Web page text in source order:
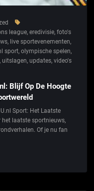
league, eredivisie, foto's
, live sportevenementen,
sport, olympische spelen,
, uitslagen, updates, video's
Blijf Op De Hoogte
Sport: Het Laatste
het laatste sportnieuws,
Of je nu fan